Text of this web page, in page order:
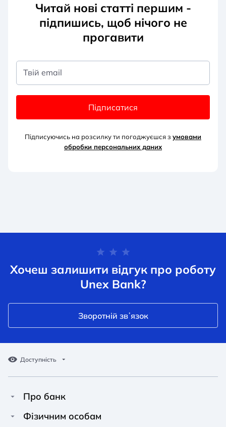
Читай нові статті першим -
підпишись, щоб нічого не
прогавити
Твій email
Підписатися
Підписуючись на розсилку ти погоджуєшся з умовами
обробки персональних даних
Хочеш залишити відгук про роботу
Unex Bank?
Зворотній звʼязок
Доступність
A A A A A A
Про банк
Про Unex Bank
Фізичним особам